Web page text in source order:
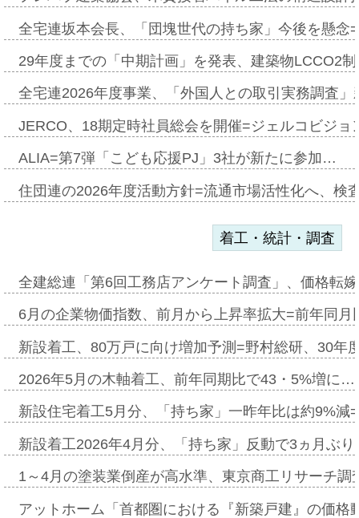
全宅連坂本会長、「団塊世代の持ち家」今後を懸
29年度までの「中期計画」を発表、建築物LCCO2
全宅連2026年度事業、「外国人との取引実務調査
JERCO、18期定時社員総会を開催=ジェルコビジ
ALIA=第7弾「こども応援PJ」3社が新たに参加…
住団連の2026年度活動方針=流通市場活性化へ、検
着工・統計・調査
全建総連「第6回工務店アンケート調査」、価格転
6月の企業物価指数、前月から上昇率拡大=前年同
新設着工、80万戸に向け増加予測=野村総研、30年
2026年5月の木軸着工、前年同期比で43・5%増に…
新設住宅着工5月分、「持ち家」一昨年比は約9%
新設着工2026年4月分、「持ち家」反動で3ヵ月ぶ
1～4月の塗装業倒産が高水準、東京商工リサーチ
アットホーム「首都圏における『新築戸建』の価